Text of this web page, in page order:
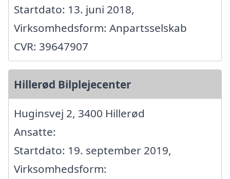
Startdato: 13. juni 2018,
Virksomhedsform: Anpartsselskab
CVR: 39647907
Hillerød Bilplejecenter
Huginsvej 2, 3400 Hillerød
Ansatte:
Startdato: 19. september 2019,
Virksomhedsform: